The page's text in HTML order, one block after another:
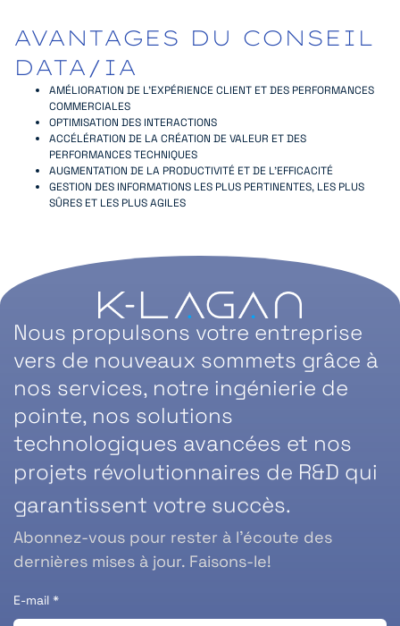
AVANTAGES DU CONSEIL
DATA/IA
AMÉLIORATION DE L’EXPÉRIENCE CLIENT ET DES PERFORMANCES
COMMERCIALES
OPTIMISATION DES INTERACTIONS
ACCÉLÉRATION DE LA CRÉATION DE VALEUR ET DES
PERFORMANCES TECHNIQUES
AUGMENTATION DE LA PRODUCTIVITÉ ET DE L’EFFICACITÉ
GESTION DES INFORMATIONS LES PLUS PERTINENTES, LES PLUS
SÛRES ET LES PLUS AGILES
Nous propulsons votre entreprise
vers de nouveaux sommets grâce à
nos services, notre ingénierie de
pointe, nos solutions
technologiques avancées et nos
projets révolutionnaires de R&D qui
garantissent votre succès.
Abonnez-vous pour rester à l’écoute des
dernières mises à jour. Faisons-le!
E-mail *